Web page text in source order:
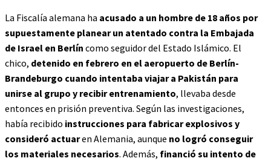
La Fiscalía alemana ha acusado a un hombre de 18 años por
supuestamente planear un atentado contra la Embajada
de Israel en Berlín como seguidor del Estado Islámico. El
chico, detenido en febrero en el aeropuerto de Berlín-
Brandeburgo cuando intentaba viajar a Pakistán para
unirse al grupo y recibir entrenamiento, llevaba desde
entonces en prisión preventiva. Según las investigaciones,
había recibido instrucciones para fabricar explosivos y
consideró actuaren Alemania, aunque no logró conseguir
los materiales necesarios. Además, financió su intento de